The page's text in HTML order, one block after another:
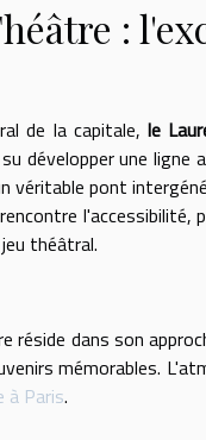
:
de la capitale, le
développer une
véritable pont
théâtral.
réside dans son
mémorables.
à Paris.